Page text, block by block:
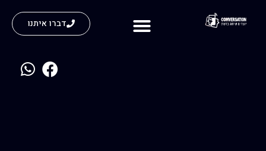
דברו איתנו